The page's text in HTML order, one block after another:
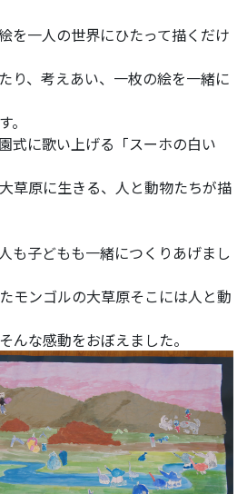
を一人の世界にひたって描くだけ
り、考えあい、一枚の絵を一緒に
。
式に歌い上げる「スーホの白い
草原に生きる、人と動物たちが描
も子どもも一緒につくりあげまし
モンゴルの大草原そこには人と動
んな感動をおぼえました。